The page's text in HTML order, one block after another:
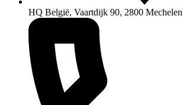
HQ België, Vaartdijk 90, 2800 Mechelen